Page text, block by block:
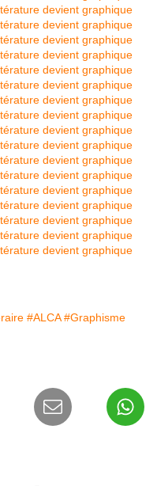
#ALCA #Graphisme